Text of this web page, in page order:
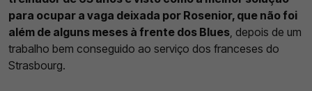
para ocupar a vaga deixada por Rosenior, que não foi
além de alguns meses à frente dos Blues, depois de um
trabalho bem conseguido ao serviço dos franceses do
Strasbourg.